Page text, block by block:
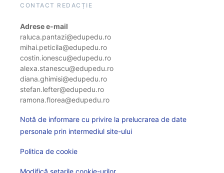
CONTACT REDACȚIE
Adrese e-mail
raluca.pantazi@edupedu.ro
mihai.peticila@edupedu.ro
costin.ionescu@edupedu.ro
alexa.stanescu@edupedu.ro
diana.ghimisi@edupedu.ro
stefan.lefter@edupedu.ro
ramona.florea@edupedu.ro
Notă de informare cu privire la prelucrarea de date
personale prin intermediul site-ului
Politica de cookie
Modifică setarile cookie-urilor